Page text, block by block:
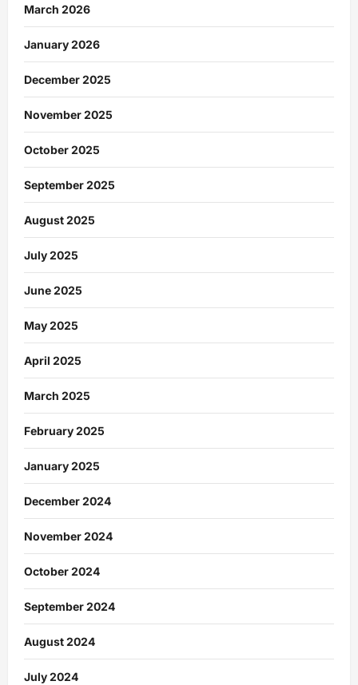
March 2026
January 2026
December 2025
November 2025
October 2025
September 2025
August 2025
July 2025
June 2025
May 2025
April 2025
March 2025
February 2025
January 2025
December 2024
November 2024
October 2024
September 2024
August 2024
July 2024